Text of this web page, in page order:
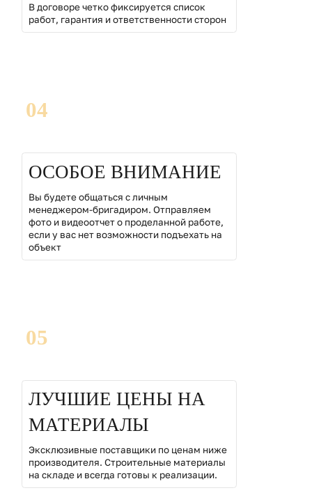
В договоре четко фиксируется список
работ, гарантия и ответственности сторон
04
ОСОБОЕ ВНИМАНИЕ
Вы будете общаться с личным
менеджером-бригадиром. Отправляем
фото и видеоотчет о проделанной работе,
если у вас нет возможности подъехать на
объект
05
ЛУЧШИЕ ЦЕНЫ НА
МАТЕРИАЛЫ
Эксклюзивные поставщики по ценам ниже
производителя. Строительные материалы
на складе и всегда готовы к реализации.